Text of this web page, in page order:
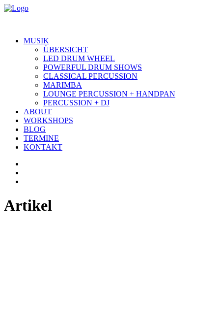
MUSIK
ÜBERSICHT
LED DRUM WHEEL
POWERFUL DRUM SHOWS
CLASSICAL PERCUSSION
MARIMBA
LOUNGE PERCUSSION + HANDPAN
PERCUSSION + DJ
ABOUT
WORKSHOPS
BLOG
TERMINE
KONTAKT
Artikel